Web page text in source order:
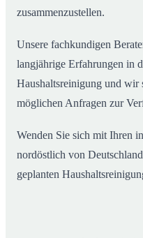
zusammenzustellen.
Unsere fachkundigen
langjährige Erfahrungen in
Haushaltsreinigung und wir
möglichen Anfragen zur
Wenden Sie sich mit Ihren
nordöstlich von
geplanten